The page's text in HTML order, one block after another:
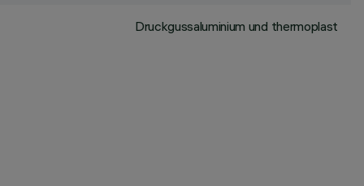
Druckgussaluminium und thermoplast